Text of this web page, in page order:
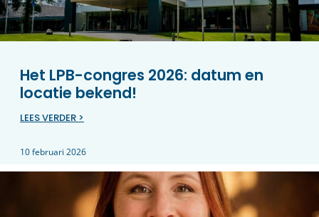
Het LPB-congres 2026: datum en
locatie bekend!
LEES VERDER >
10 februari 2026